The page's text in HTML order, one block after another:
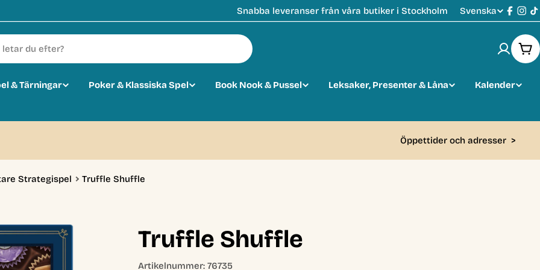
Snabba leveranser från våra butiker i Stockholm
S
k
Svenska
& Tärningar Poker & Klassiska Spel Book Nook & Pussel Leksaker, Presenter & Låna
Kalender
Öppettider och adresser >
Strategispel Truffle Shuffle
Truffle Shuffle
Artikelnummer: 76735